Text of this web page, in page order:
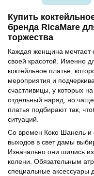
Купить
бренда RicaMare
торжества
Каждая женщина мечтает
своей красотой. Именно
коктейльное платье,
мероприятия и
счастливицы, у которых
отдельный наряд, но чаще
платья подбирают так,
ситуаций.
Со времен Коко Шанель и
выходов в свет дамы
Изначально они шились
колени. Обязательным
специальные